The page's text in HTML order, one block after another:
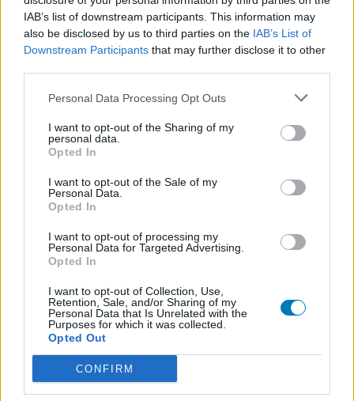
IAB’s list of downstream participants. This information may
also be disclosed by us to third parties on the IAB’s List of
Downstream Participants that may further disclose it to other
Personal Data Processing Opt Outs
I want to opt-out of the Sharing of my
personal data.
Opted In
I want to opt-out of the Sale of my
Personal Data.
Opted In
I want to opt-out of processing my
Personal Data for Targeted Advertising.
Opted In
I want to opt-out of Collection, Use,
Retention, Sale, and/or Sharing of my
Personal Data that Is Unrelated with the
Purposes for which it was collected.
Opted Out
CONFIRM
MedicatieCombinatieCheck
Controleer nu zelf de combinatie van
uw medicijnen op interacties, snel en eenvoudig.